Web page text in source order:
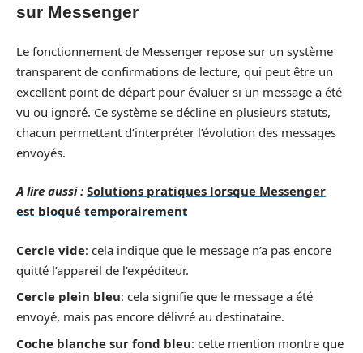
sur Messenger
Le fonctionnement de Messenger repose sur un système
transparent de confirmations de lecture, qui peut être un
excellent point de départ pour évaluer si un message a été
vu ou ignoré. Ce système se décline en plusieurs statuts,
chacun permettant d’interpréter l’évolution des messages
envoyés.
A lire aussi : Solutions pratiques lorsque Messenger
est bloqué temporairement
Cercle vide: cela indique que le message n’a pas encore
quitté l’appareil de l’expéditeur.
Cercle plein bleu: cela signifie que le message a été
envoyé, mais pas encore délivré au destinataire.
Coche blanche sur fond bleu: cette mention montre que